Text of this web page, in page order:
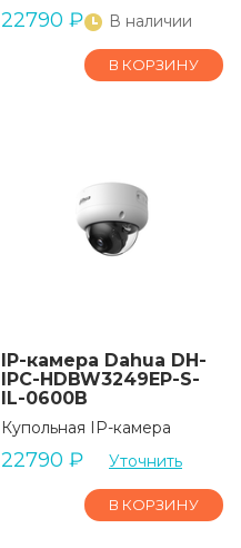
22790 ₽ В наличии
В КОРЗИНУ
IP-камера Dahua DH-
IPC-HDBW3249EP-S-
IL-0600B
Купольная IP-камера
22790 ₽ Уточнить
В КОРЗИНУ